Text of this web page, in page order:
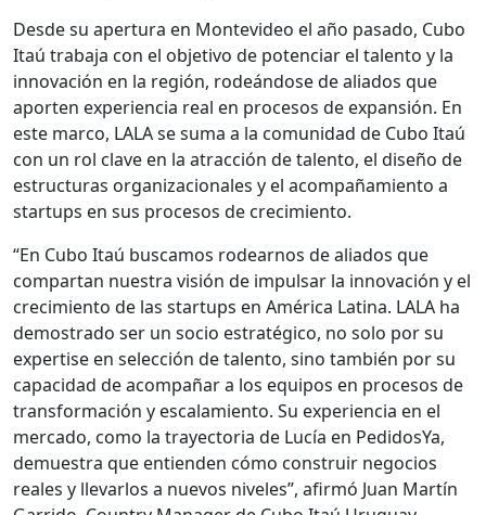
Desde su apertura en Montevideo el año pasado, Cubo
Itaú trabaja con el objetivo de potenciar el talento y la
innovación en la región, rodeándose de aliados que
aporten experiencia real en procesos de expansión. En
este marco, LALA se suma a la comunidad de Cubo Itaú
con un rol clave en la atracción de talento, el diseño de
estructuras organizacionales y el acompañamiento a
startups en sus procesos de crecimiento.
“En Cubo Itaú buscamos rodearnos de aliados que
compartan nuestra visión de impulsar la innovación y el
crecimiento de las startups en América Latina. LALA ha
demostrado ser un socio estratégico, no solo por su
expertise en selección de talento, sino también por su
capacidad de acompañar a los equipos en procesos de
transformación y escalamiento. Su experiencia en el
mercado, como la trayectoria de Lucía en PedidosYa,
demuestra que entienden cómo construir negocios
reales y llevarlos a nuevos niveles”, afirmó Juan Martín